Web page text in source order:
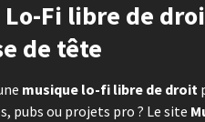
Lo-Fi libre de
de tête
musique lo-fi libre de droit
pubs ou projets pro ? Le site